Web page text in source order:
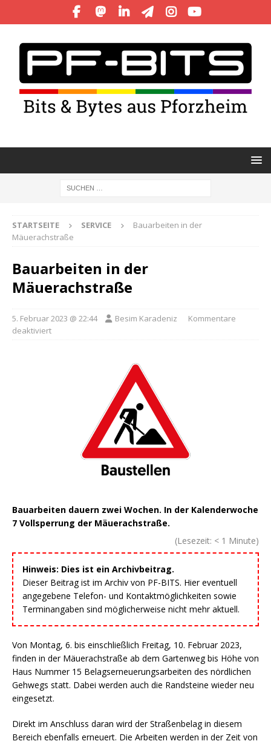
STARTSEITE SERVICE
Bauarbeiten in der
Mäuerachstraße
Bauarbeiten in der
Mäuerachstraße
5. Februar 2023 @ 22:44 Besim Karadeniz
Kommentare
deaktiviert
Bauarbeiten dauern zwei Wochen. In der Kalenderwoche
7 Vollsperrung der Mäuerachstraße.
(Lesezeit: < 1 Minute)
Hinweis: Dies ist ein Archivbeitrag.
Dieser Beitrag ist im Archiv von PF-BITS. Hier eventuell
angegebene Telefon- und Kontaktmöglichkeiten sowie
Terminangaben sind möglicherweise nicht mehr aktuell.
Von Montag, 6. bis einschließlich Freitag, 10. Februar 2023,
finden in der Mäuerachstraße ab dem Gartenweg bis Höhe von
Haus Nummer 15 Belagserneuerungsarbeiten des nördlichen
Gehwegs statt. Dabei werden auch die Randsteine wieder neu
eingesetzt.
Direkt im Anschluss daran wird der Straßenbelag in diesem
Bereich ebenfalls erneuert. Die Arbeiten werden in der Zeit von